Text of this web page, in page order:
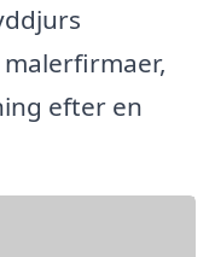
efter en